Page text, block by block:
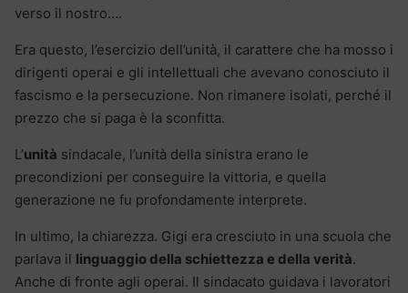
verso il nostro….
Era questo, l’esercizio dell’unità, il carattere che ha mosso i
dirigenti operai e gli intellettuali che avevano conosciuto il
fascismo e la persecuzione. Non rimanere isolati, perché il
prezzo che si paga è la sconfitta.
L’unità sindacale, l’unità della sinistra erano le
precondizioni per conseguire la vittoria, e quella
generazione ne fu profondamente interprete.
In ultimo, la chiarezza. Gigi era cresciuto in una scuola che
parlava il linguaggio della schiettezza e della verità.
Anche di fronte agli operai. Il sindacato guidava i lavoratori